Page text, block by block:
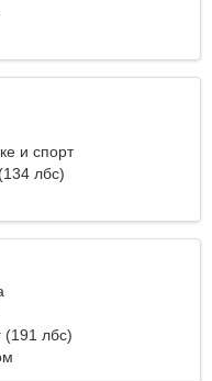
и спорт
лбс)
(191 лбс)